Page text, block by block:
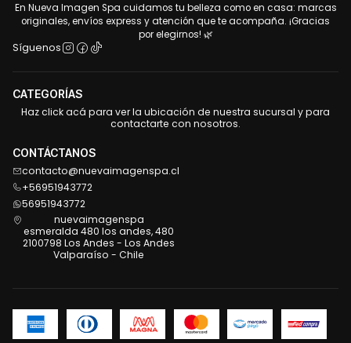
En Nueva Imagen Spa cuidamos tu belleza como en casa: marcas
originales, envíos express y atención que te acompaña. ¡Gracias
por elegirnos! 🌿
Síguenos
CATEGORÍAS
Haz click acá para ver la ubicación de nuestra sucursal y para
contactarte con nosotros.
CONTÁCTANOS
contacto@nuevaimagenspa.cl
+56951943772
56951943772
nuevaimagenspa
esmeralda 480 los andes, 480
2100798 Los Andes - Los Andes
Valparaíso - Chile